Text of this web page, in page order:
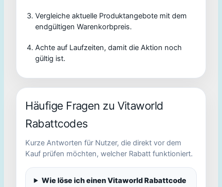
Vergleiche aktuelle Produktangebote mit dem
endgültigen Warenkorbpreis.
Achte auf Laufzeiten, damit die Aktion noch
gültig ist.
Häufige Fragen zu Vitaworld
Rabattcodes
Kurze Antworten für Nutzer, die direkt vor dem
Kauf prüfen möchten, welcher Rabatt funktioniert.
Wie löse ich einen Vitaworld Rabattcode